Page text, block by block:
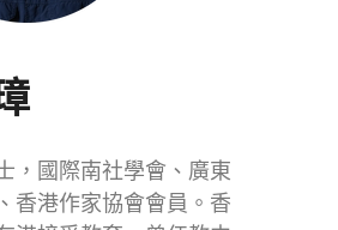
，國際南社學會、廣東
香港作家協會會員。香